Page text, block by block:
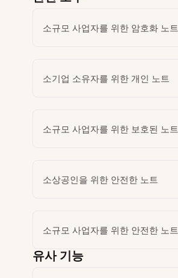
소규모 사업자를 위한 암호화 노트
소기업 소유자를 위한 개인 노트
소규모 사업자를 위한 보호된 노트
소상공인을 위한 안전한 노트
소규모 사업자를 위한 안전한 노트
유사 기능